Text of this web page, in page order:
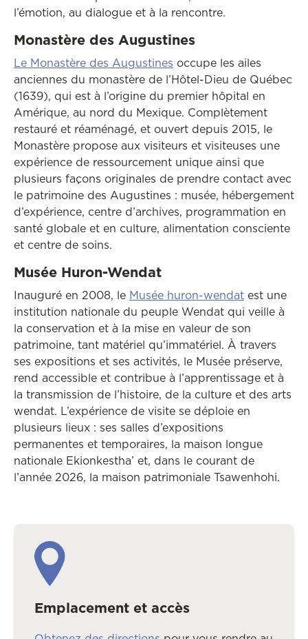
l’émotion, au dialogue et à la rencontre.
Monastère des Augustines
Le Monastère des Augustines Ce lien ouvrira dans
occupe les ailes
anciennes du monastère de l’Hôtel-Dieu de Québec
(1639), qui est à l’origine du premier hôpital en
Amérique, au nord du Mexique. Complètement
restauré et réaménagé, et ouvert depuis 2015, le
Monastère propose aux visiteurs et visiteuses une
expérience de ressourcement unique ainsi que
plusieurs façons originales de prendre contact avec
le patrimoine des Augustines : musée, hébergement
d’expérience, centre d’archives, programmation en
santé globale et en culture, alimentation consciente
et centre de soins.
Musée Huron-Wendat
Inauguré en 2008, le Musée huron-wendatCe lien
est une
institution nationale du peuple Wendat qui veille à
la conservation et à la mise en valeur de son
patrimoine, tant matériel qu’immatériel. À travers
ses expositions et ses activités, le Musée préserve,
rend accessible et contribue à l’apprentissage et à
la transmission de l’histoire, de la culture et des arts
wendat. L’expérience de visite se déploie en
plusieurs lieux : ses salles d’expositions
permanentes et temporaires, la maison longue
nationale Ekionkestha’ et, dans le courant de
l’année 2026, la maison patrimoniale Tsawenhohi.
Emplacement et accès